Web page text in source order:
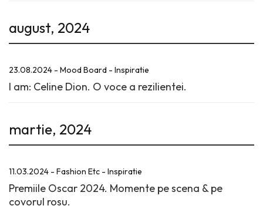
august, 2024
23.08.2024 - Mood Board - Inspiratie
I am: Celine Dion. O voce a rezilientei.
martie, 2024
11.03.2024 - Fashion Etc - Inspiratie
Premiile Oscar 2024. Momente pe scena & pe
covorul rosu.